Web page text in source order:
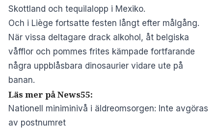
Skottland och tequilalopp i Mexiko.
Och i Liège fortsatte festen långt efter målgång.
När vissa deltagare drack alkohol, åt belgiska
våfflor och pommes frites kämpade fortfarande
några uppblåsbara dinosaurier vidare ute på
banan.
Läs mer på News55:
Nationell miniminivå i äldreomsorgen: Inte avgöras
av postnumret